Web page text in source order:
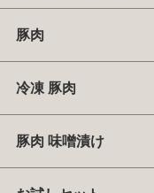
豚肉
冷凍 豚肉
豚肉 味噌漬け